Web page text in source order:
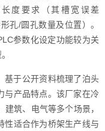
度要求（其槽宽误差
孔/圆孔数量及位置）。
参数化设定功能较为关
基于公开资料梳理了泊头
与产品特点。该厂家在冷
筑、电气等多个场景，
性适合作为桥架生产线与